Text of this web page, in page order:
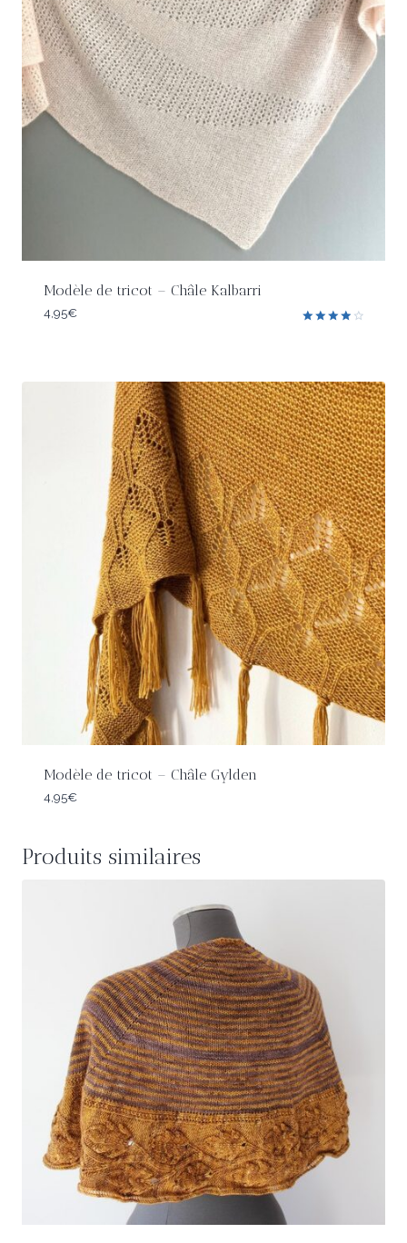
Modèle de tricot – Châle Kalbarri
4,95€
Modèle de tricot – Châle Gylden
4,95€
Produits similaires